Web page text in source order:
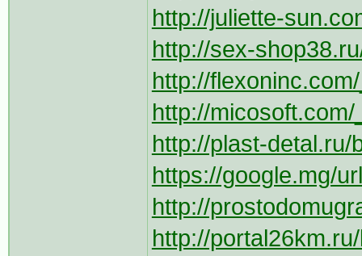
http://juliette-
http://sex-
http://
http://
http://plast-detal.ru/
https://google.mg/
http://
http://